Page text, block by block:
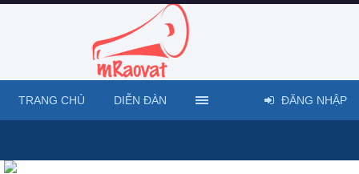
TRANG CHỦ DIỄN ĐÀN ĐĂNG NHẬP